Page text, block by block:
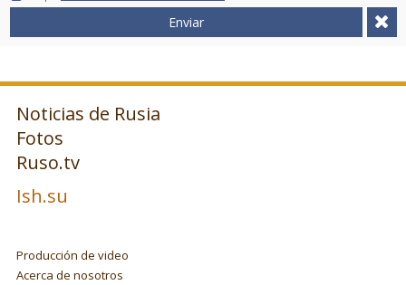
Enviar
Noticias de Rusia
Fotos
Ruso.tv
Ish.su
Producción de video
Acerca de nosotros